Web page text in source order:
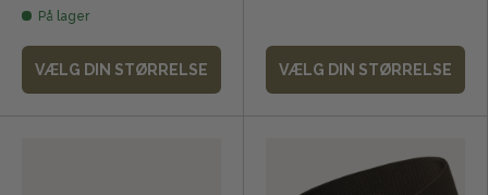
På lager
VÆLG DIN STØRRELSE VÆLG DIN STØRRELSE